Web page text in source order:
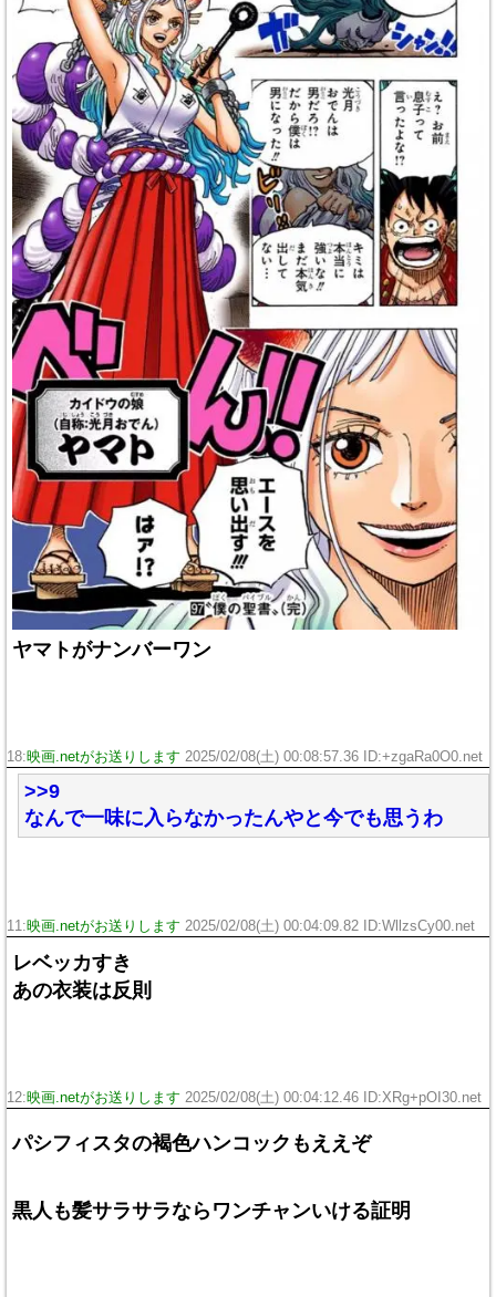
ヤマトがナンバーワン
18:映画.netがお送りします 2025/02/08(土) 00:08:57.36 ID:+zgaRa0O0.net
>>9
なんで一味に入らなかったんやと今でも思うわ
11:映画.netがお送りします 2025/02/08(土) 00:04:09.82 ID:WllzsCy00.net
レベッカすき
あの衣装は反則
12:映画.netがお送りします 2025/02/08(土) 00:04:12.46 ID:XRg+pOI30.net
パシフィスタの褐色ハンコックもええぞ
黒人も髪サラサラならワンチャンいける証明